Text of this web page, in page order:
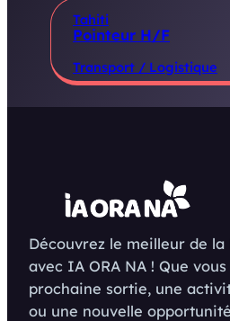
Tahiti
Pointeur H/F
Transport / Logistique
Découvrez le meilleur de
avec IA ORA NA ! Que
prochaine sortie, une
ou une nouvelle